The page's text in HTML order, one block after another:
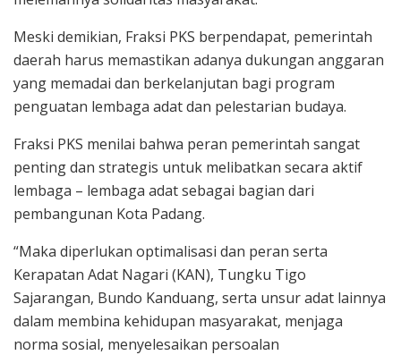
Meski demikian, Fraksi PKS berpendapat, pemerintah
daerah harus memastikan adanya dukungan anggaran
yang memadai dan berkelanjutan bagi program
penguatan lembaga adat dan pelestarian budaya.
Fraksi PKS menilai bahwa peran pemerintah sangat
penting dan strategis untuk melibatkan secara aktif
lembaga – lembaga adat sebagai bagian dari
pembangunan Kota Padang.
“Maka diperlukan optimalisasi dan peran serta
Kerapatan Adat Nagari (KAN), Tungku Tigo
Sajarangan, Bundo Kanduang, serta unsur adat lainnya
dalam membina kehidupan masyarakat, menjaga
norma sosial, menyelesaikan persoalan